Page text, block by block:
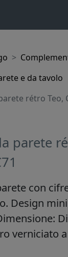
e da tavolo
rétro Teo,
parete
con
Design
verniciato